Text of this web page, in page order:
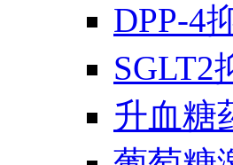
DPP-4
SGLT2
升血糖